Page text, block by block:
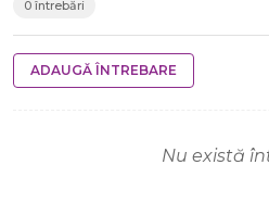
0 întrebări
ADAUGĂ ÎNTREBARE
Nu există